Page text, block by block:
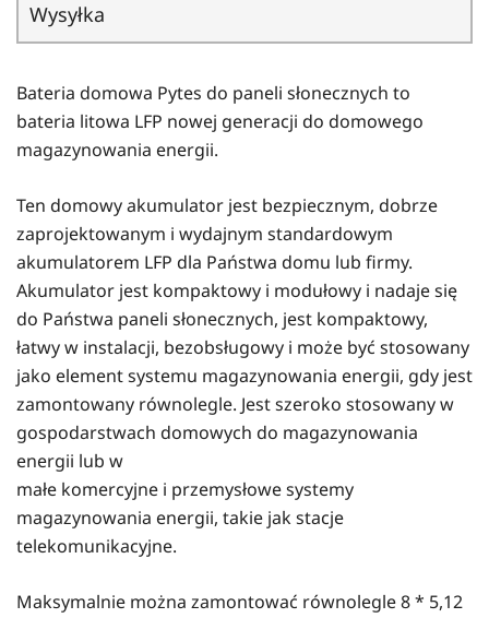
Wysyłka
Bateria domowa Pytes do paneli słonecznych to
bateria litowa LFP nowej generacji do domowego
magazynowania energii.
Ten domowy akumulator jest bezpiecznym, dobrze
zaprojektowanym i wydajnym standardowym
akumulatorem LFP dla Państwa domu lub firmy.
Akumulator jest kompaktowy i modułowy i nadaje się
do Państwa paneli słonecznych, jest kompaktowy,
łatwy w instalacji, bezobsługowy i może być stosowany
jako element systemu magazynowania energii, gdy jest
zamontowany równolegle. Jest szeroko stosowany w
gospodarstwach domowych do magazynowania
energii lub w
małe komercyjne i przemysłowe systemy
magazynowania energii, takie jak stacje
telekomunikacyjne.
Maksymalnie można zamontować równolegle 8 * 5,12